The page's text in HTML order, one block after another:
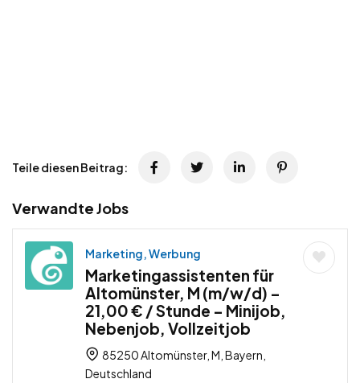
Teile diesen Beitrag:
Verwandte Jobs
Marketing, Werbung
Marketingassistenten für
Altomünster, M (m/w/d) –
21,00 € / Stunde – Minijob,
Nebenjob, Vollzeitjob
85250 Altomünster, M, Bayern,
Deutschland